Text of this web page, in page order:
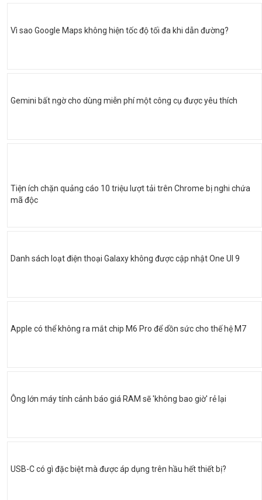
Vì sao Google Maps không hiện tốc độ tối đa khi dẫn đường?
Gemini bất ngờ cho dùng miễn phí một công cụ được yêu thích
Tiện ích chặn quảng cáo 10 triệu lượt tải trên Chrome bị nghi chứa
mã độc
Danh sách loạt điện thoại Galaxy không được cập nhật One UI 9
Apple có thể không ra mắt chip M6 Pro để dồn sức cho thế hệ M7
Ông lớn máy tính cảnh báo giá RAM sẽ 'không bao giờ' rẻ lại
USB-C có gì đặc biệt mà được áp dụng trên hầu hết thiết bị?